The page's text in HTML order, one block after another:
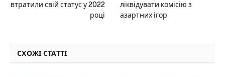
втратили свій статус у 2022
році
ліквідувати комісію з
азартних ігор
СХОЖІ СТАТТІ